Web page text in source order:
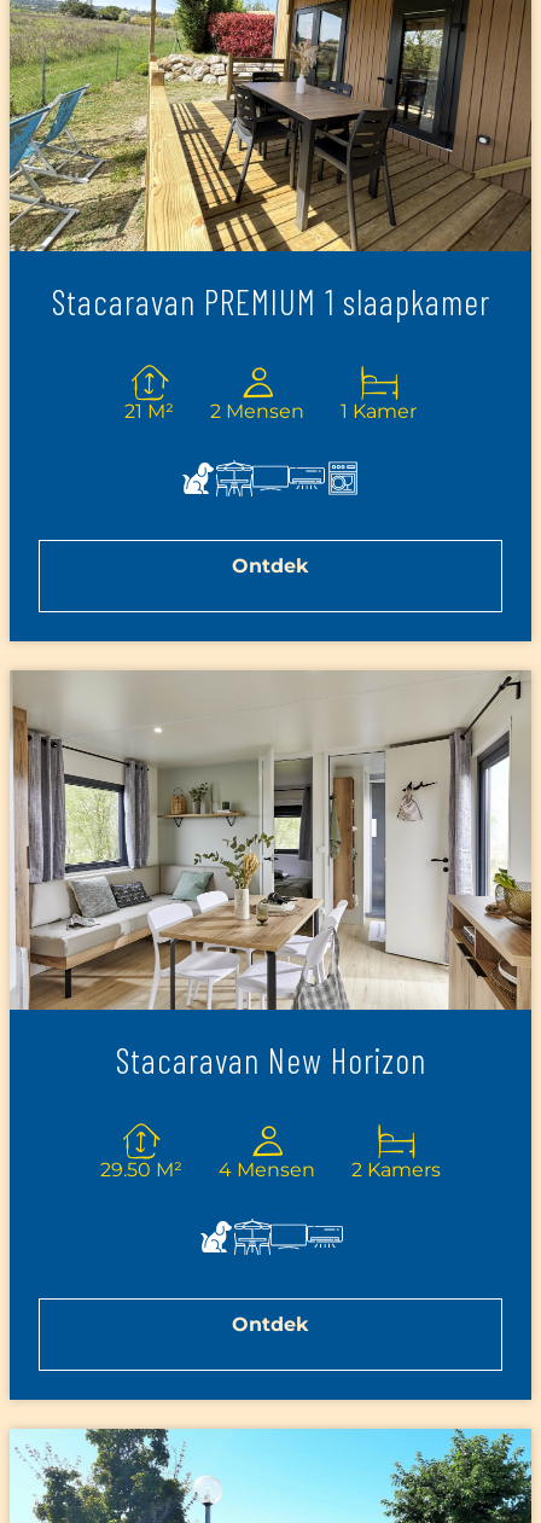
Stacaravan PREMIUM 1 slaapkamer
21 M² 2 Mensen 1 Kamer
Ontdek
Stacaravan New Horizon
29.50 M² 4 Mensen 2 Kamers
Ontdek